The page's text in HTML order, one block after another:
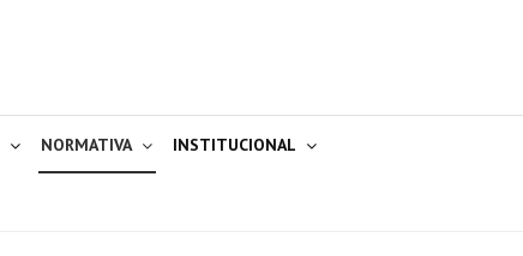
NORMATIVA INSTITUCIONAL